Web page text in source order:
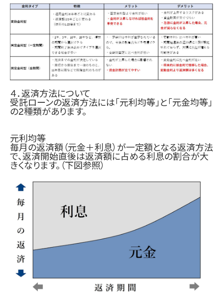
４．返済方法について
受託ローンの返済方法には「元利均等」と「元金均等」
の2種類があります。
元利均等
毎月の返済額（元金＋利息）が一定額となる返済方法
で、返済開始直後は返済額に占める利息の割合が大
きくなります。（下図参照）